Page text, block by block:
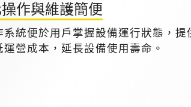
作與維護簡便
系統便於用戶掌握設備運行狀態，提
運營成本，延長設備使用壽命。